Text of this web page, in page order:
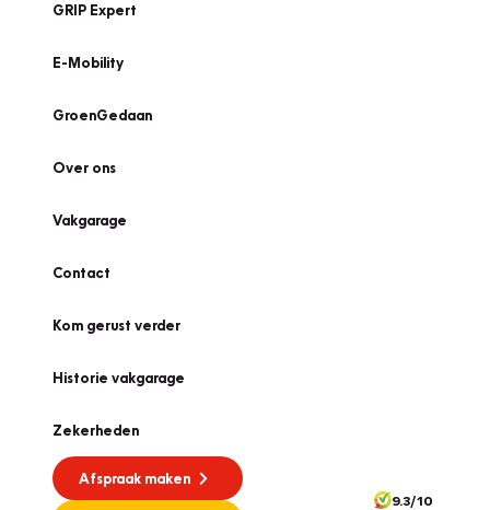
GRIP Expert
E-Mobility
GroenGedaan
Over ons
Vakgarage
Contact
Kom gerust verder
Historie vakgarage
Zekerheden
Afspraak maken
9.3/10